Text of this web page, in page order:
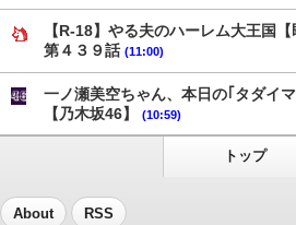
【R-18】やる夫のハーレム大王国
第４３９話 (11:00)
一ノ瀬美空ちゃん、本日の｢タダイ
【乃木坂46】
(10:59)
トップ
About RSS